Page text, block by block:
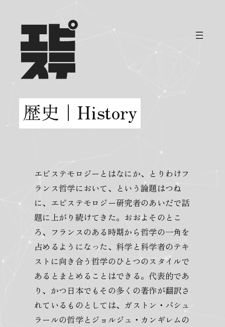
歴史｜History
エピステモロジーとはなにか、とりわけフ
ランス哲学において、という論題はつね
に、エピステモロジー研究者のあいだで話
題に上がり続けてきた。おおよそのとこ
ろ、フランスのある時期から哲学の一角を
占めるようになった、科学と科学者のテキ
ストに向き合う哲学のひとつのスタイルで
あるとまとめることはできる。代表的であ
り、かつ日本でもその多くの著作が翻訳さ
れているものとしては、ガストン・バシュ
ラールの哲学とジョルジュ・カンギレムの